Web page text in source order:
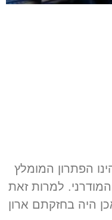
הפתרון המומלץ
המודרני. למרות זאת
היה בחזקתם ארון